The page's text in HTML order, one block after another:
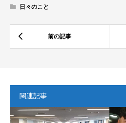
日々のこと
関連記事